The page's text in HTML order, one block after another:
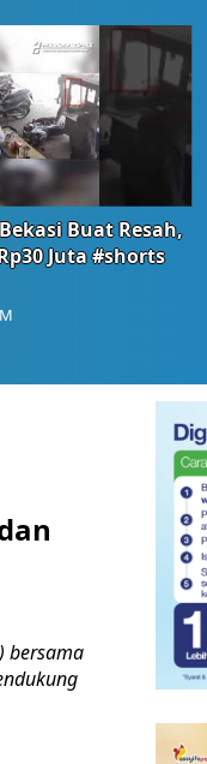
Buat Resah,
Juta #shorts
bersama